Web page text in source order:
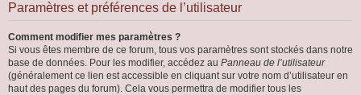
Paramètres et préférences de l’utilisateur
Comment modifier mes paramètres ?
Si vous êtes membre de ce forum, tous vos paramètres sont stockés dans notre
base de données. Pour les modifier, accédez au Panneau de l’utilisateur
(généralement ce lien est accessible en cliquant sur votre nom d’utilisateur en
haut des pages du forum). Cela vous permettra de modifier tous les